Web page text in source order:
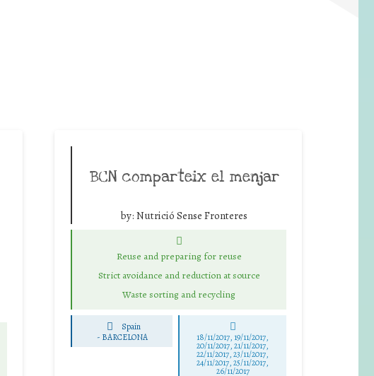
BCN comparteix el menjar
by: Nutrició Sense Fronteres
Reuse and preparing for reuse
Strict avoidance and reduction at source
Waste sorting and recycling
Spain
- BARCELONA 18/11/2017, 19/11/2017,
20/11/2017, 21/11/2017,
22/11/2017, 23/11/2017,
24/11/2017, 25/11/2017,
26/11/2017